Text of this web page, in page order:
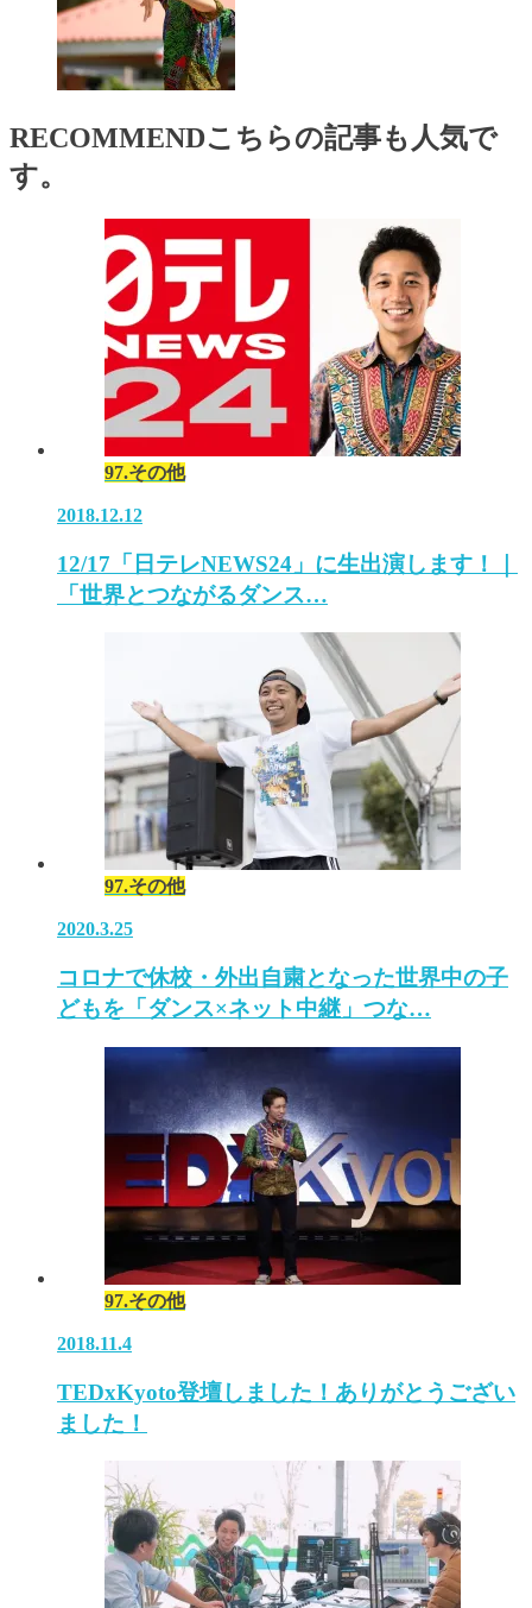
RECOMMENDこちらの記事も人気で
す。
97.その他
2018.12.12
12/17「日テレNEWS24」に生出演します！｜
「世界とつながるダンス…
97.その他
2020.3.25
コロナで休校・外出自粛となった世界中の子
どもを「ダンス×ネット中継」つな…
97.その他
2018.11.4
TEDxKyoto登壇しました！ありがとうござい
ました！